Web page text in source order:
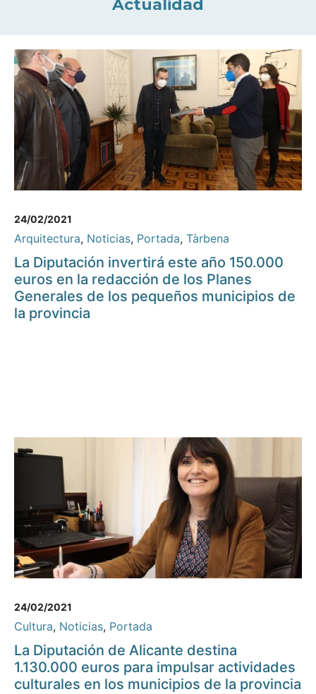
Actualidad
24/02/2021
Arquitectura, Noticias, Portada, Tàrbena
La Diputación invertirá este año 150.000
euros en la redacción de los Planes
Generales de los pequeños municipios de
la provincia
24/02/2021
Cultura, Noticias, Portada
La Diputación de Alicante destina
1.130.000 euros para impulsar actividades
culturales en los municipios de la provincia